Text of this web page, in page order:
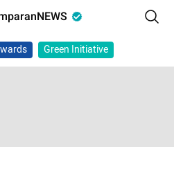
Green Initiative